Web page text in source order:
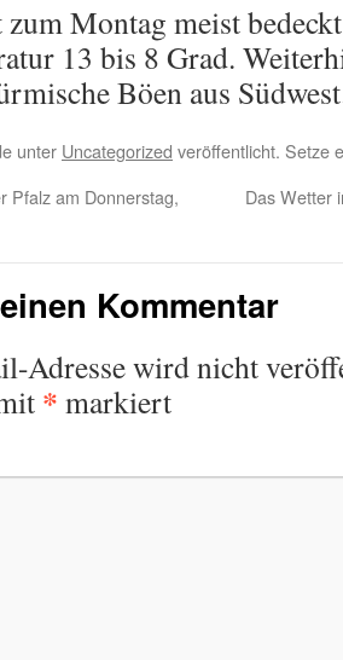
Montag meist
13 bis 8 Grad.
Böen aus
unter Uncategorized veröffentlicht. Setze
Pfalz am Donnerstag,
Das Wetter
Kommentar
Adresse wird nicht
* markiert